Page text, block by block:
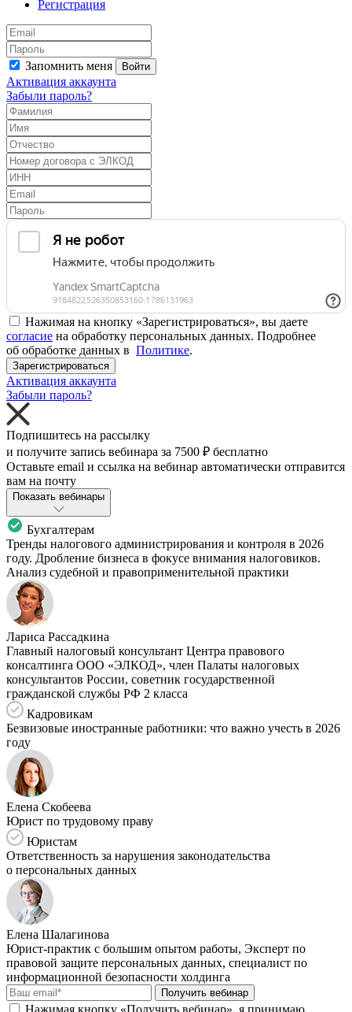
Регистрация
Запомнить меня Войти
Активация аккаунта
Забыли пароль?
Нажимая на кнопку «Зарегистрироваться», вы даете
согласие на обработку персональных данных. Подробнее
об обработке данных в Политике.
Зарегистрироваться
Активация аккаунта
Забыли пароль?
Подпишитесь на рассылку
и получите запись вебинара за 7500 ₽ бесплатно
Оставьте email и ссылка на вебинар автоматически отправится
вам на почту
Показать вебинары
Бухгалтерам
Тренды налогового администрирования и контроля в 2026
году. Дробление бизнеса в фокусе внимания налоговиков.
Анализ судебной и правоприменительной практики
Лариса Рассадкина
Главный налоговый консультант Центра правового
консалтинга ООО «ЭЛКОД», член Палаты налоговых
консультантов России, советник государственной
гражданской службы РФ 2 класса
Кадровикам
Безвизовые иностранные работники: что важно учесть в 2026
году
Елена Скобеева
Юрист по трудовому праву
Юристам
Ответственность за нарушения законодательства
о персональных данных
Елена Шалагинова
Юрист-практик с большим опытом работы, Эксперт по
правовой защите персональных данных, специалист по
информационной безопасности холдинга
Получить вебинар
Нажимая кнопку «Получить вебинар», я принимаю